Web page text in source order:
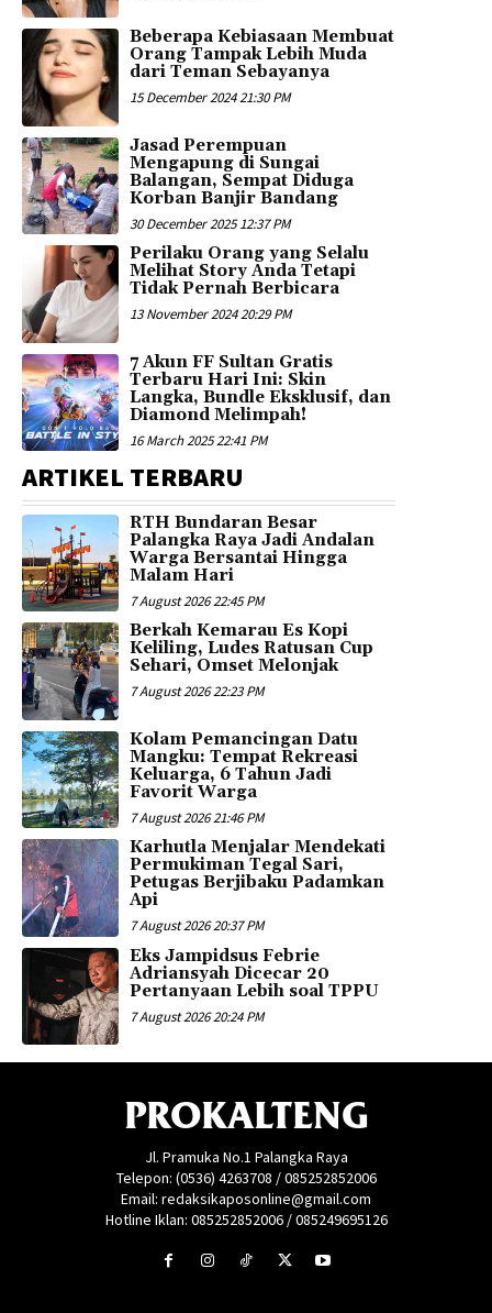
Beberapa Kebiasaan Membuat
Orang Tampak Lebih Muda
dari Teman Sebayanya
15 December 2024 21:30 PM
Jasad Perempuan
Mengapung di Sungai
Balangan, Sempat Diduga
Korban Banjir Bandang
30 December 2025 12:37 PM
Perilaku Orang yang Selalu
Melihat Story Anda Tetapi
Tidak Pernah Berbicara
13 November 2024 20:29 PM
7 Akun FF Sultan Gratis
Terbaru Hari Ini: Skin
Langka, Bundle Eksklusif, dan
Diamond Melimpah!
16 March 2025 22:41 PM
ARTIKEL TERBARU
RTH Bundaran Besar
Palangka Raya Jadi Andalan
Warga Bersantai Hingga
Malam Hari
7 August 2026 22:45 PM
Berkah Kemarau Es Kopi
Keliling, Ludes Ratusan Cup
Sehari, Omset Melonjak
7 August 2026 22:23 PM
Kolam Pemancingan Datu
Mangku: Tempat Rekreasi
Keluarga, 6 Tahun Jadi
Favorit Warga
7 August 2026 21:46 PM
Karhutla Menjalar Mendekati
Permukiman Tegal Sari,
Petugas Berjibaku Padamkan
Api
7 August 2026 20:37 PM
Eks Jampidsus Febrie
Adriansyah Dicecar 20
Pertanyaan Lebih soal TPPU
7 August 2026 20:24 PM
PROKALTENG
Jl. Pramuka No.1 Palangka Raya
Telepon: (0536) 4263708 / 085252852006
Email: redaksikaposonline@gmail.com
Hotline Iklan: 085252852006 / 085249695126